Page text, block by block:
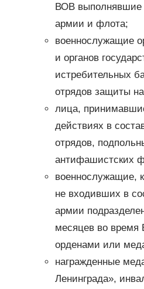
ВОВ выполнявшие
армии и флота;
военнослужащие
и органов
истребительных
отрядов защиты
лица,
действиях в
отрядов,
антифашистских
военнослужащие,
не входивших в
армии
месяцев во время
орденами или
награжденные
Ленинграда»,